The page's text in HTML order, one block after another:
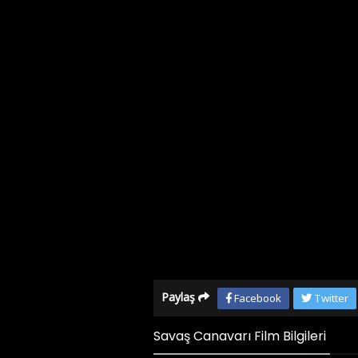
Paylaş Facebook Twitter
Savaş Canavarı Film Bilgileri